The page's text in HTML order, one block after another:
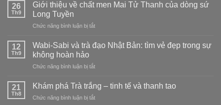
nào?
ngon
–
lạnh,
pha
trà
Phổ
tại
26
Th9
Giới thiệu về chất men Mai Tử Thanh của dòng sứ
Long Tuyền
Chức năng bình luận bị tắtở
thiệu
về
men
Tử
của
12
Th9
Wabi-Sabi và trà đạo Nhật Bản: tìm vẻ đẹp trong sự
không hoàn hảo
Chức năng bình luận bị tắtở
và
trà
21
Th8
Khám phá Trà trắng – tinh tế và thanh tao
Chức năng bình luận bị tắtở